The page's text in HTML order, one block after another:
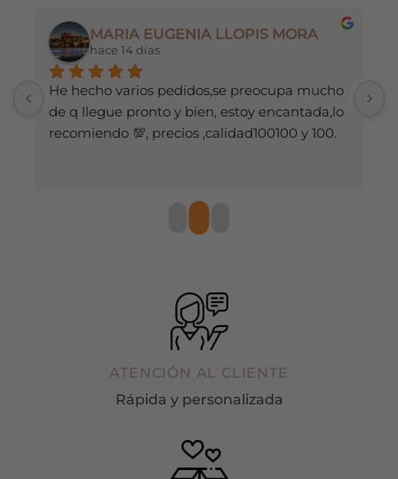
la
página
de
producto
la
producto
MARIA EUGENIA LLOPIS MORA
hace 14 días
He hecho varios pedidos,se preocupa mucho
de q llegue pronto y bien, estoy encantada,lo
recomiendo 💯, precios ,calidad100100 y 100.
ATENCIÓN AL CLIENTE
Rápida y personalizada